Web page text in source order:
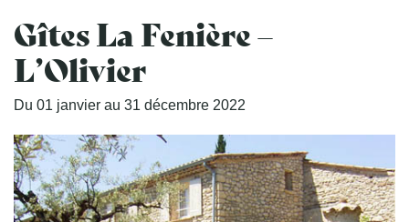
Gîtes La Fenière –
L’Olivier
Du 01 janvier au 31 décembre 2022